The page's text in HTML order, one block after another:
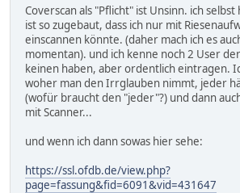
Coverscan als "Pflicht" ist Unsinn. ich
ist so zugebaut, dass ich nur mit
einscannen könnte. (daher mach ich es
momentan). und ich kenne noch 2 User
keinen haben, aber ordentlich eintragen.
woher man den Irrglauben nimmt, jeder
(wofür braucht den "jeder"?) und dann
mit Scanner...
und wenn ich dann sowas hier sehe:
https://ssl.ofdb.de/view.php?
page=fassung&fid=6091&vid=431647